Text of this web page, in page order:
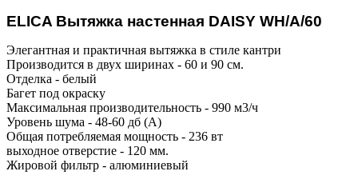
ELICA Вытяжка настенная DAISY WH/A/60
Элегантная и практичная вытяжка в стиле кантри
Производится в двух ширинах - 60 и 90 см.
Отделка - белый
Багет под окраску
Максимальная производительность - 990 м3/ч
Уровень шума - 48-60 дб (А)
Общая потребляемая мощность - 236 вт
выходное отверстие - 120 мм.
Жировой фильтр - алюминиевый